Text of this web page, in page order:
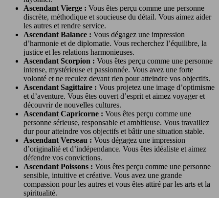
Ascendant Vierge : Vous êtes perçu comme une personne
discrète, méthodique et soucieuse du détail. Vous aimez aider
les autres et rendre service.
Ascendant Balance : Vous dégagez une impression
d’harmonie et de diplomatie. Vous recherchez l’équilibre, la
justice et les relations harmonieuses.
Ascendant Scorpion : Vous êtes perçu comme une personne
intense, mystérieuse et passionnée. Vous avez une forte
volonté et ne reculez devant rien pour atteindre vos objectifs.
Ascendant Sagittaire : Vous projetez une image d’optimisme
et d’aventure. Vous êtes ouvert d’esprit et aimez voyager et
découvrir de nouvelles cultures.
Ascendant Capricorne : Vous êtes perçu comme une
personne sérieuse, responsable et ambitieuse. Vous travaillez
dur pour atteindre vos objectifs et bâtir une situation stable.
Ascendant Verseau : Vous dégagez une impression
d’originalité et d’indépendance. Vous êtes idéaliste et aimez
défendre vos convictions.
Ascendant Poissons : Vous êtes perçu comme une personne
sensible, intuitive et créative. Vous avez une grande
compassion pour les autres et vous êtes attiré par les arts et la
spiritualité.